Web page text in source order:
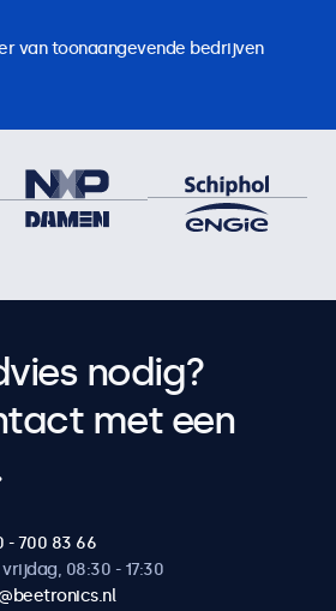
van toonaangevende bedrijven
nodig?
met een
- 700 83 66
08:30 - 17:30